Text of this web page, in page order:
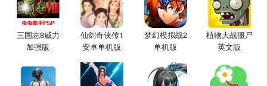
三国志8威力
加强版
仙剑奇侠传1
安卓单机版
梦幻模拟战2
单机版
植物大战僵尸
英文版